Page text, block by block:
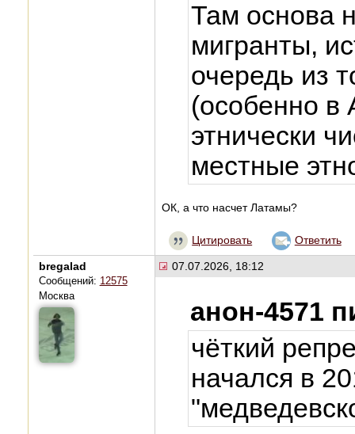
Там основа
мигранты,
очередь из
(особенно в
этнически
местные
ОК, а что насчет Латамы?
Цитировать Ответить
bregalad
Сообщений: 12575
Москва
07.07.2026, 18:12
анон-4571
чёткий
начался в